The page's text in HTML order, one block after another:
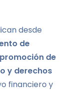
desde
de
de
y derechos
financiero y